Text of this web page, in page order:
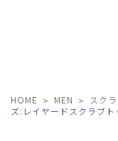
HOME MEN スク
ズ:レイヤードスクラブト